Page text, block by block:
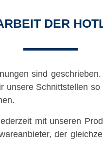
DER
sind
Schnittstellen
mit unseren
der